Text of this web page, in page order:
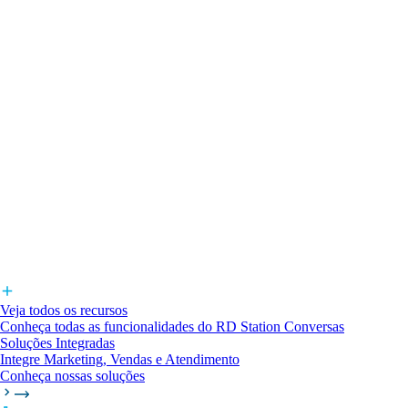
Veja todos os recursos
Conheça todas as funcionalidades do RD Station Conversas
Soluções Integradas
Integre Marketing, Vendas e Atendimento
Conheça nossas soluções